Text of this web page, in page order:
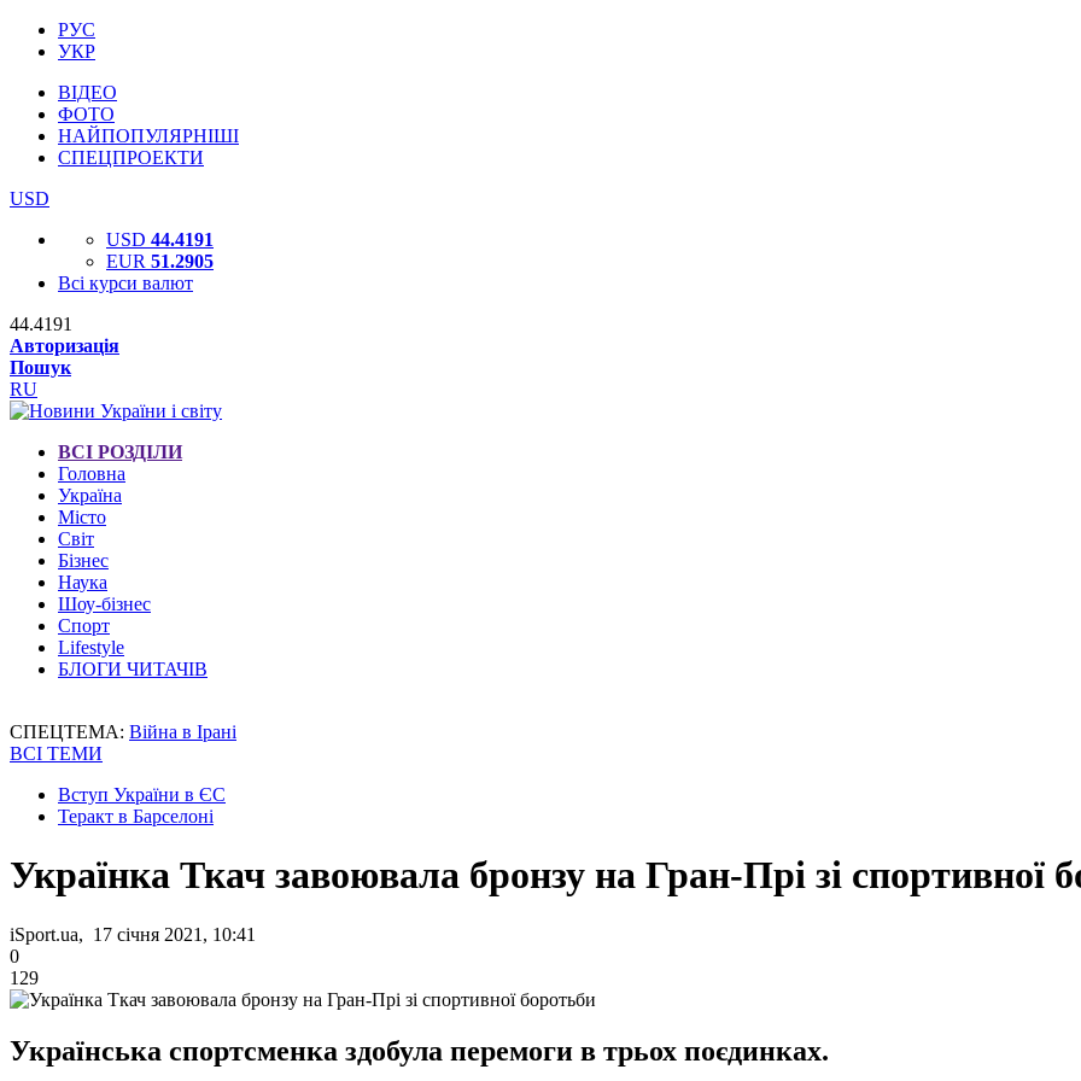
РУС
УКР
ВІДЕО
ФОТО
НАЙПОПУЛЯРНІШІ
СПЕЦПРОЕКТИ
USD
USD 44.4191
EUR 51.2905
Всі курси валют
44.4191
Авторизація
Пошук
RU
ВСІ РОЗДІЛИ
Головна
Україна
Місто
Світ
Бізнес
Наука
Шоу-бізнес
Спорт
Lifestyle
БЛОГИ ЧИТАЧІВ
СПЕЦТЕМА: Війна в Ірані
ВСІ ТЕМИ
Вступ України в ЄС
Теракт в Барселоні
Українка Ткач завоювала бронзу на Гран-Прі зі спортивної
iSport.ua, 17 січня 2021, 10:41
0
129
Українська спортсменка здобула перемоги в трьох поєдинках.